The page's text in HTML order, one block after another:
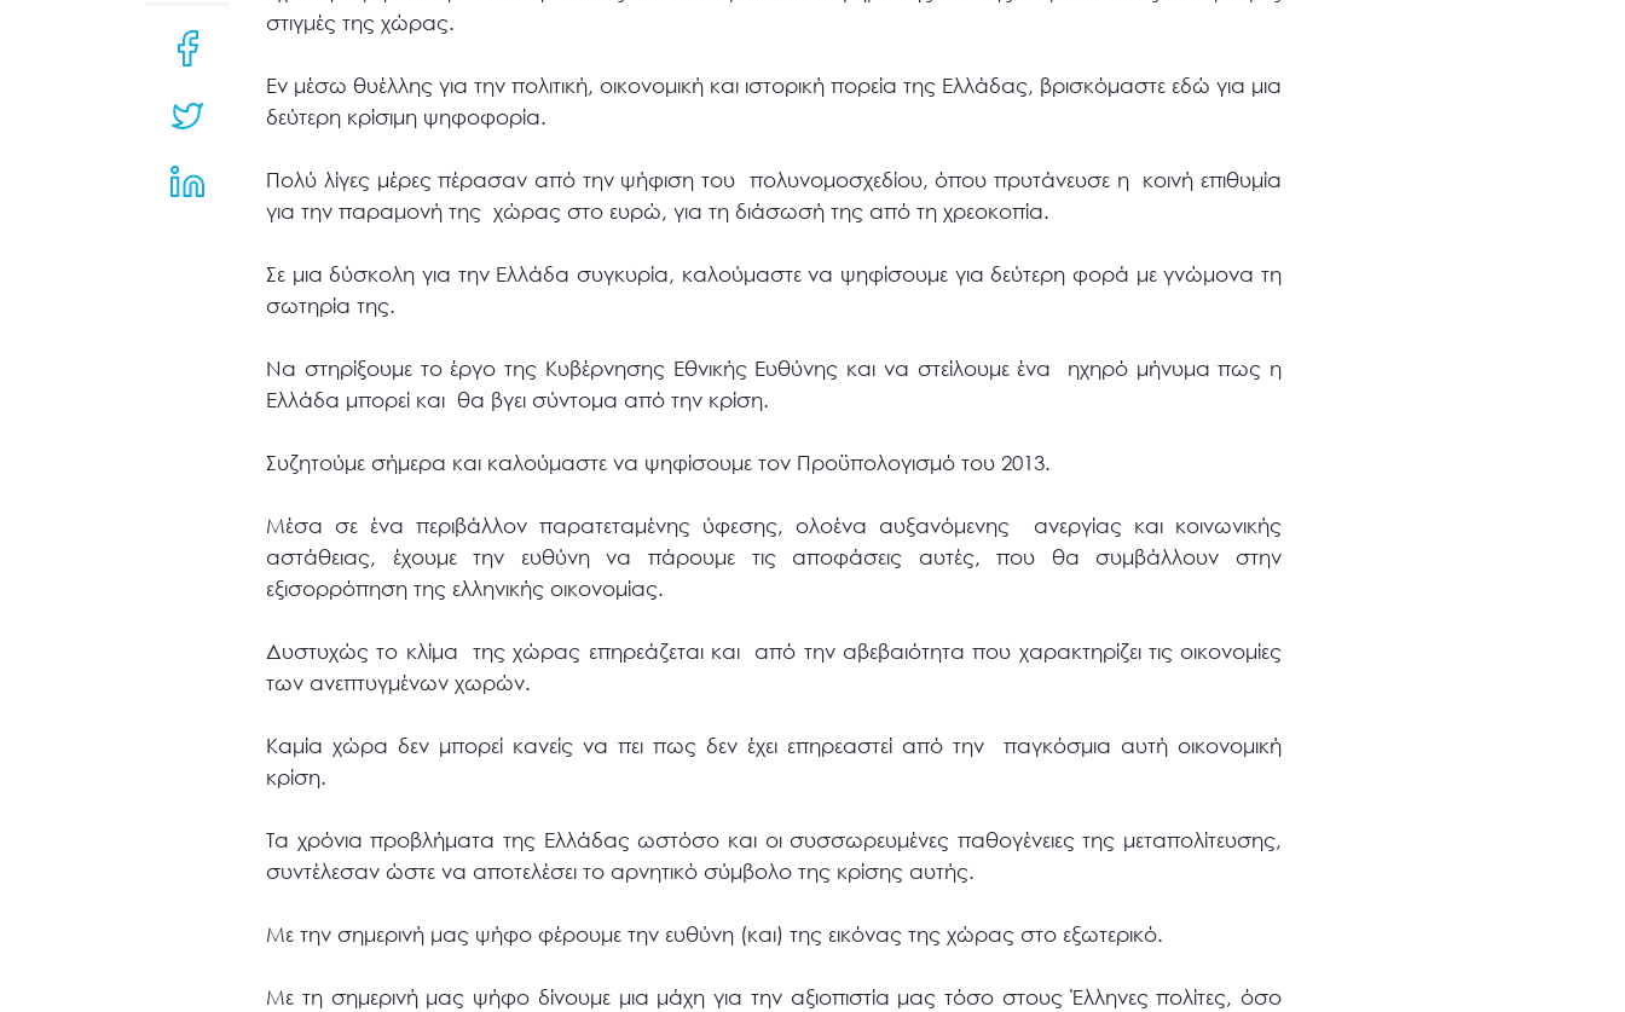
στιγμές της χώρας.
Εν μέσω θυέλλης για την πολιτική, οικονομική και ιστορική πορεία της Ελλάδας, βρισκόμαστε εδώ για μια
δεύτερη κρίσιμη ψηφοφορία.
Πολύ λίγες μέρες πέρασαν από την ψήφιση του πολυνομοσχεδίου, όπου πρυτάνευσε η κοινή επιθυμία
για την παραμονή της χώρας στο ευρώ, για τη διάσωσή της από τη χρεοκοπία.
Σε μια δύσκολη για την Ελλάδα συγκυρία, καλούμαστε να ψηφίσουμε για δεύτερη φορά με γνώμονα τη
σωτηρία της.
Να στηρίξουμε το έργο της Κυβέρνησης Εθνικής Ευθύνης και να στείλουμε ένα ηχηρό μήνυμα πως η
Ελλάδα μπορεί και θα βγει σύντομα από την κρίση.
Συζητούμε σήμερα και καλούμαστε να ψηφίσουμε τον Προϋπολογισμό του 2013.
Μέσα σε ένα περιβάλλον παρατεταμένης ύφεσης, ολοένα αυξανόμενης ανεργίας και κοινωνικής
αστάθειας, έχουμε την ευθύνη να πάρουμε τις αποφάσεις αυτές, που θα συμβάλλουν στην
εξισορρόπηση της ελληνικής οικονομίας.
Δυστυχώς το κλίμα της χώρας επηρεάζεται και από την αβεβαιότητα που χαρακτηρίζει τις οικονομίες
των ανεπτυγμένων χωρών.
Καμία χώρα δεν μπορεί κανείς να πει πως δεν έχει επηρεαστεί από την παγκόσμια αυτή οικονομική
κρίση.
Τα χρόνια προβλήματα της Ελλάδας ωστόσο και οι συσσωρευμένες παθογένειες της μεταπολίτευσης,
συντέλεσαν ώστε να αποτελέσει το αρνητικό σύμβολο της κρίσης αυτής.
Με την σημερινή μας ψήφο φέρουμε την ευθύνη (και) της εικόνας της χώρας στο εξωτερικό.
Με τη σημερινή μας ψήφο δίνουμε μια μάχη για την αξιοπιστία μας τόσο στους Έλληνες πολίτες, όσο